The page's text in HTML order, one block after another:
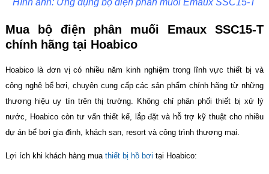
Hình ảnh: Ứng dụng bộ điện phân muối Emaux SSC15-T
Mua bộ điện phân muối Emaux SSC15-T
chính hãng tại Hoabico
Hoabico là đơn vị có nhiều năm kinh nghiệm trong lĩnh vực thiết bị và
công nghệ bể bơi, chuyên cung cấp các sản phẩm chính hãng từ những
thương hiệu uy tín trên thị trường. Không chỉ phân phối thiết bị xử lý
nước, Hoabico còn tư vấn thiết kế, lắp đặt và hỗ trợ kỹ thuật cho nhiều
dự án bể bơi gia đình, khách sạn, resort và công trình thương mại.
Lợi ích khi khách hàng mua thiết bị hồ bơi tại Hoabico: